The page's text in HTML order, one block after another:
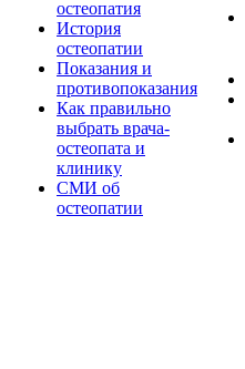
остеопатия
История
остеопатии
Показания и
противопоказания
Как правильно
выбрать врача-
остеопата и
клинику
СМИ об
остеопатии